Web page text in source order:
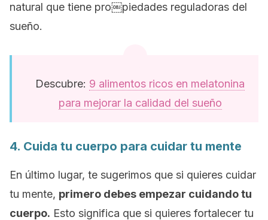
natural que tiene pro￼piedades reguladoras del
sueño.
Descubre: 9 alimentos ricos en melatonina
para mejorar la calidad del sueño
4. Cuida tu cuerpo para cuidar tu mente
En último lugar, te sugerimos que si quieres cuidar
tu mente, primero debes empezar cuidando tu
cuerpo. Esto significa que si quieres fortalecer tu